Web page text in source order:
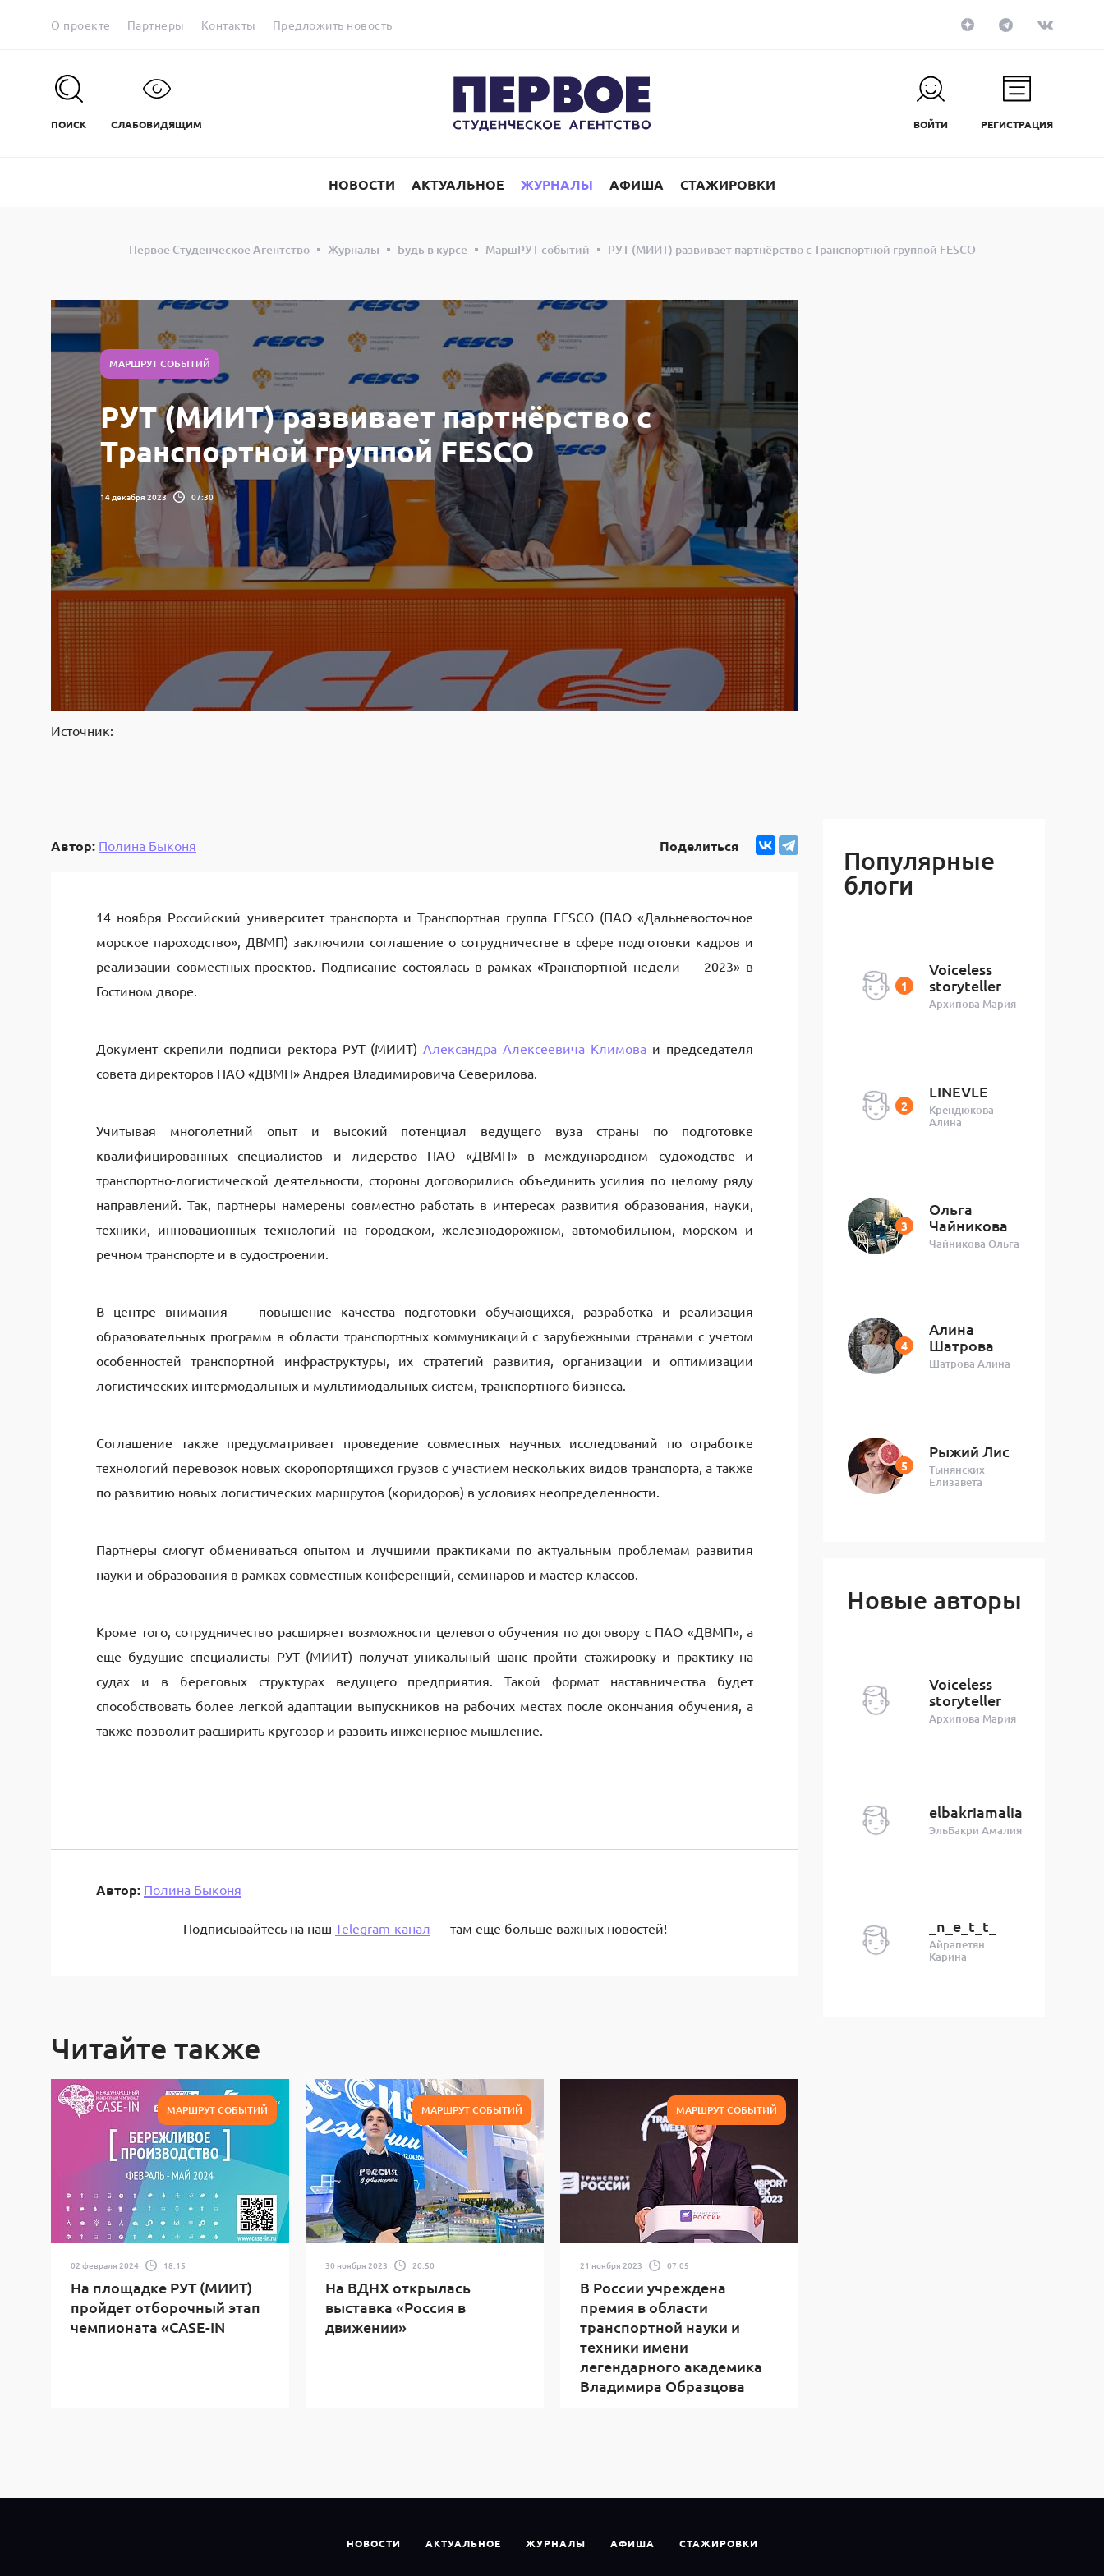
О проекте Партнеры Контакты Предложить новость
ПОИСК СЛАБОВИДЯЩИМ ВОЙТИ РЕГИСТРАЦИЯ
НОВОСТИ АКТУАЛЬНОЕ ЖУРНАЛЫ АФИША СТАЖИРОВКИ
Первое Студенческое Агентство Журналы Будь в курсе МаршРУТ событий РУТ (МИИТ) развивает партнёрство с Транспортной группой FESCO
МАРШРУТ СОБЫТИЙ
РУТ (МИИТ) развивает партнёрство с
Транспортной группой FESCO
14 декабря 2023 07:30
Источник:
Автор: Полина Быконя Поделиться
14 ноября Российский университет транспорта и Транспортная группа FESCO (ПАО «Дальневосточное
морское пароходство», ДВМП) заключили соглашение о сотрудничестве в сфере подготовки кадров и
реализации совместных проектов. Подписание состоялась в рамках «Транспортной недели — 2023» в
Гостином дворе.
Документ скрепили подписи ректора РУТ (МИИТ)Александра Алексеевича Климова и председателя
совета директоров ПАО «ДВМП» Андрея Владимировича Северилова.
Учитывая многолетний опыт и высокий потенциал ведущего вуза страны по подготовке
квалифицированных специалистов и лидерство ПАО «ДВМП» в международном судоходстве и
транспортно-логистической деятельности, стороны договорились объединить усилия по целому ряду
направлений. Так, партнеры намерены совместно работать в интересах развития образования, науки,
техники, инновационных технологий на городском, железнодорожном, автомобильном, морском и
речном транспорте и в судостроении.
В центре внимания — повышение качества подготовки обучающихся, разработка и реализация
образовательных программ в области транспортных коммуникаций с зарубежными странами с учетом
особенностей транспортной инфраструктуры, их стратегий развития, организации и оптимизации
логистических интермодальных и мультимодальных систем, транспортного бизнеса.
Соглашение также предусматривает проведение совместных научных исследований по отработке
технологий перевозок новых скоропортящихся грузов с участием нескольких видов транспорта, а также
по развитию новых логистических маршрутов (коридоров) в условиях неопределенности.
Партнеры смогут обмениваться опытом и лучшими практиками по актуальным проблемам развития
науки и образования в рамках совместных конференций, семинаров и мастер-классов.
Кроме того, сотрудничество расширяет возможности целевого обучения по договору с ПАО «ДВМП», а
еще будущие специалисты РУТ (МИИТ) получат уникальный шанс пройти стажировку и практику на
судах и в береговых структурах ведущего предприятия. Такой формат наставничества будет
способствовать более легкой адаптации выпускников на рабочих местах после окончания обучения, а
также позволит расширить кругозор и развить инженерное мышление.
Автор: Полина Быконя
Подписывайтесь на наш Telegram-канал — там еще больше важных новостей!
Читайте также
МАРШРУТ СОБЫТИЙ
02 февраля 2024 18:15
На площадке РУТ (МИИТ)
пройдет отборочный этап
чемпионата «CASE-IN
МАРШРУТ СОБЫТИЙ
30 ноября 2023 20:50
На ВДНХ открылась
выставка «Россия в
движении»
МАРШРУТ СОБЫТИЙ
21 ноября 2023 07:05
В России учреждена
премия в области
транспортной науки и
техники имени
легендарного академика
Владимира Образцова
Популярные
блоги
Voiceless
storyteller
Архипова Мария
LINEVLE
Крендюкова
Алина
Ольга
Чайникова
Чайникова Ольга
Алина
Шатрова
Шатрова Алина
Рыжий Лис
Тынянских
Елизавета
Новые авторы
Voiceless
storyteller
Архипова Мария
elbakriamalia
ЭльБакри Амалия
_n_e_t_t_
Айрапетян
Карина
НОВОСТИ АКТУАЛЬНОЕ ЖУРНАЛЫ АФИША СТАЖИРОВКИ